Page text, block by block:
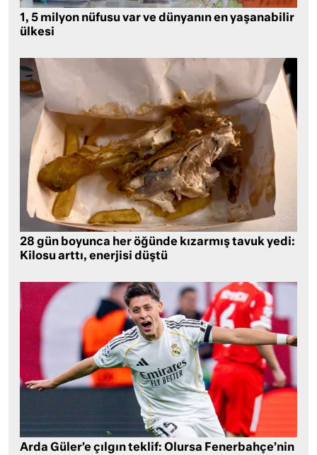
1, 5 milyon nüfusu var ve dünyanın en yaşanabilir
ülkesi
28 gün boyunca her öğünde kızarmış tavuk yedi:
Kilosu arttı, enerjisi düştü
Arda Güler’e çılgın teklif: Olursa Fenerbahçe’nin